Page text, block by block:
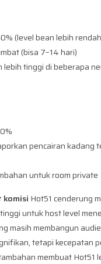
(level bean lebih
(bisa 7–14 hari)
lebih tinggi di beberapa
pencairan kadang
untuk room private
komisi Hot51 cenderung
untuk host level
masih membangun
tetapi kecepatan
membuat Hot51